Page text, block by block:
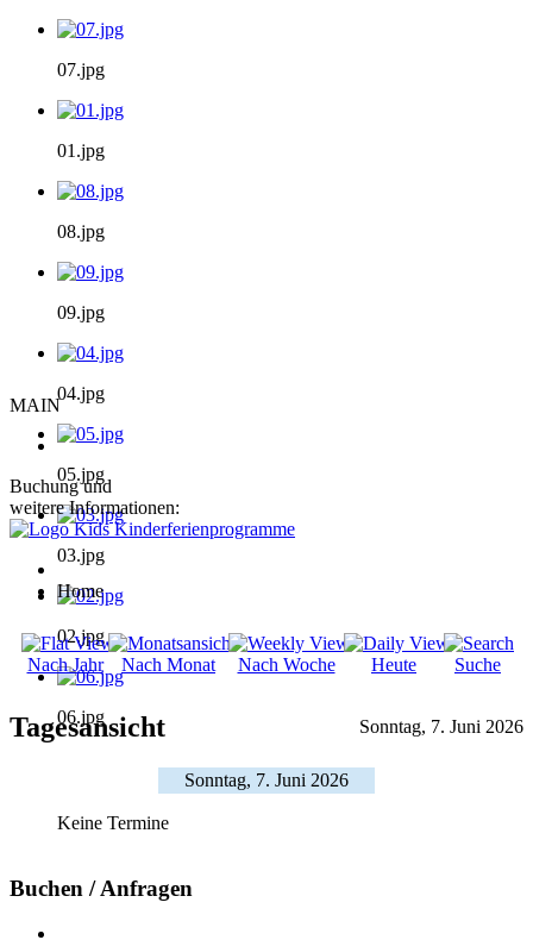
07.jpg
01.jpg
08.jpg
09.jpg
04.jpg
05.jpg
03.jpg
02.jpg
06.jpg
MAIN
Buchung und
weitere Informationen:
Home
Nach Jahr Nach Monat Nach Woche Heute Suche
Tagesansicht Sonntag, 7. Juni 2026
Sonntag, 7. Juni 2026
Keine Termine
Buchen / Anfragen